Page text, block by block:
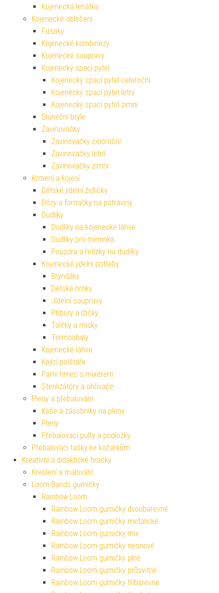
Kojenecká lehátka
Kojenecké oblečení
Fusaky
Kojenecké kombinézy
Kojenecké soupravy
Kojenecký spací pytel
Kojenecký spací pytel celoroční
Kojenecký spací pytel letní
Kojenecký spací pytel zimní
Sluneční brýle
Zavinovačky
Zavinovačky celoroční
Zavinovačky letní
Zavinovačky zimní
Krmení a kojení
Dětské jídelní židličky
Dózy a formičky na potraviny
Dudlíky
Dudlíky na kojenecké láhve
Dudlíky pro miminka
Pouzdra a řetízky na dudlíky
Kojenecké jídelní potřeby
Bryndáky
Dětské hrnky
Jídelní soupravy
Příbory a lžičky
Talířky a misky
Termoobaly
Kojenecké láhve
Kojící polštáře
Parní hrnec s mixérem
Sterilizátory a ohřívače
Pleny a přebalování
Koše a zásobníky na pleny
Pleny
Přebalovací pulty a podložky
Přebalovací tašky ke kočárkům
Kreativní a didaktické hračky
Kreslení a malování
Loom Bands gumičky
Rainbow Loom
Rainbow Loom gumičky dvoubarevné
Rainbow Loom gumičky metalické
Rainbow Loom gumičky mix
Rainbow Loom gumičky neonové
Rainbow Loom gumičky plné
Rainbow Loom gumičky průsvitné
Rainbow Loom gumičky tříbarevné